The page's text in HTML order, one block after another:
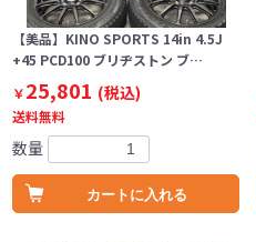
【美品】KINO SPORTS 14in 4.5J
+45 PCD100 ブリヂストン ブ…
￥25,801 (税込)
送料無料
数量
カートに入れる